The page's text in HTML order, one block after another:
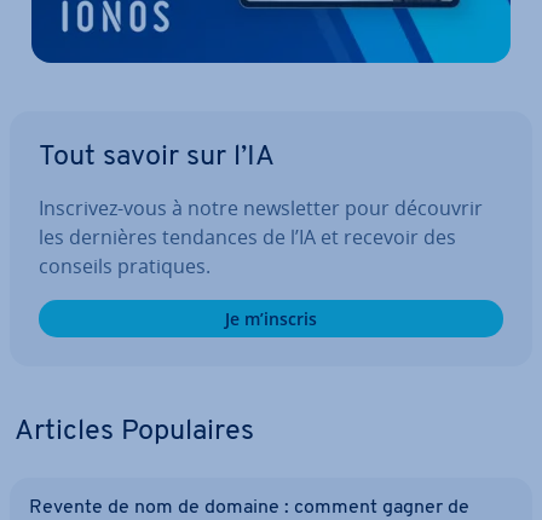
Tout savoir sur l’IA
Inscrivez-vous à notre news­let­ter pour découvrir
les dernières tendances de l’IA et recevoir des
conseils pratiques.
Je m’inscris
Articles Po­pu­laires
Revente de nom de domaine : comment gagner de